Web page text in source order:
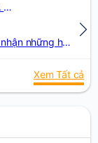
Giỏi, nghĩa là bạn giúp mình tỏa sáng được. Siêu hạng, là bạn giúp người khác tỏa sáng được
Thực lòng mà nói, Thái có thể nhận những học viên, thích não phẳng (không nhìn lại chính mình) . Nhưng, trong thâm tâm, thì: có chết đói, cũng không muốn nhận học viên dạng này. Đời dạy Thái: bền vững và to lớn, khó hơn, có lẽ là hàng tỉ lần, tính hiệu quả
Xem Tất cả